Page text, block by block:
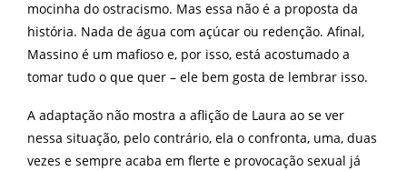
mocinha do ostracismo. Mas essa não é a proposta da
história. Nada de água com açúcar ou redenção. Afinal,
Massino é um mafioso e, por isso, está acostumado a
tomar tudo o que quer – ele bem gosta de lembrar isso.
A adaptação não mostra a aflição de Laura ao se ver
nessa situação, pelo contrário, ela o confronta, uma, duas
vezes e sempre acaba em flerte e provocação sexual já